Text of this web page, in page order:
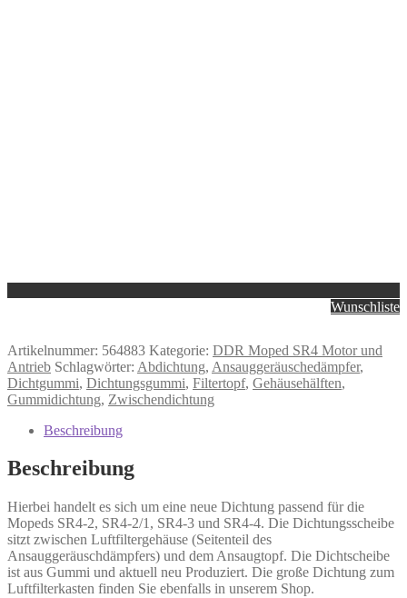
Wunschliste
Artikelnummer: 564883 Kategorie: DDR Moped SR4 Motor und
Antrieb Schlagwörter: Abdichtung, Ansauggeräuschedämpfer,
Dichtgummi, Dichtungsgummi, Filtertopf, Gehäusehälften,
Gummidichtung, Zwischendichtung
Beschreibung
Beschreibung
Hierbei handelt es sich um eine neue Dichtung passend für die
Mopeds SR4-2, SR4-2/1, SR4-3 und SR4-4. Die Dichtungsscheibe
sitzt zwischen Luftfiltergehäuse (Seitenteil des
Ansauggeräuschdämpfers) und dem Ansaugtopf. Die Dichtscheibe
ist aus Gummi und aktuell neu Produziert. Die große Dichtung zum
Luftfilterkasten finden Sie ebenfalls in unserem Shop.